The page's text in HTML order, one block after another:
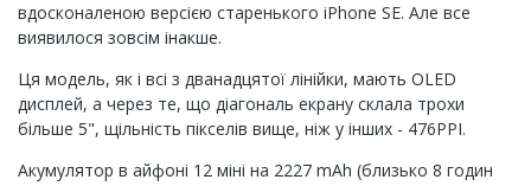
вдосконаленою версією старенького iPhone SE. Але все
виявилося зовсім інакше.
Ця модель, як і всі з дванадцятої лінійки, мають OLED
дисплей, а через те, що діагональ екрану склала трохи
більше 5", щільність пікселів вище, ніж у інших - 476PPI.
Акумулятор в айфоні 12 міні на 2227 mAh (близько 8 годин